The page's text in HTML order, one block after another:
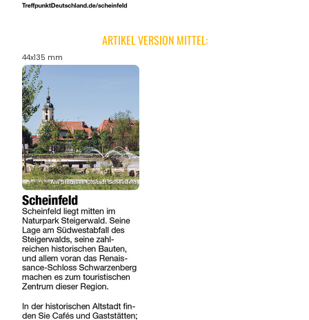
ARTIKEL VERSION MITTEL:
44x135 mm